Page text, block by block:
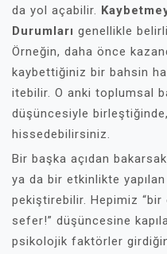
da yol açabilir.
Durumları genellikle
Örneğin, daha önce
kaybettiğiniz bir bahsin
itebilir. O anki toplumsal
düşüncesiyle
hissedebilirsiniz.
Bir başka açıdan
ya da bir etkinlikte
pekiştirebilir. Hepimiz “bir
sefer!” düşüncesine
psikolojik faktörler